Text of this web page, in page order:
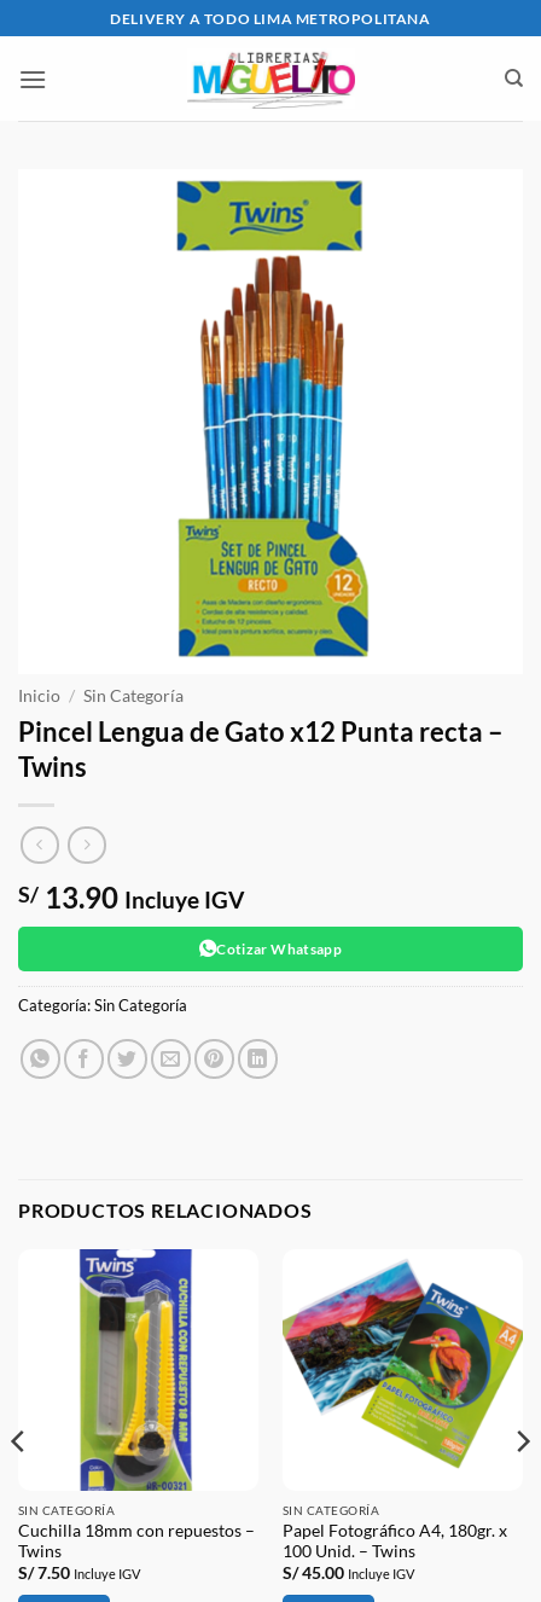
al
contenido
DELIVERY A TODO LIMA METROPOLITANA
Inicio / Sin Categoría
Pincel Lengua de Gato x12 Punta recta –
Twins
S/ 13.90 Incluye IGV
Cotizar Whatsapp
Categoría:Sin Categoría
PRODUCTOS RELACIONADOS
SIN CATEGORÍA
Cuchilla 18mm con repuestos –
Twins
S/7.50 Incluye IGV
SIN CATEGORÍA
Papel Fotográfico A4, 180gr. x
100 Unid. – Twins
S/45.00 Incluye IGV